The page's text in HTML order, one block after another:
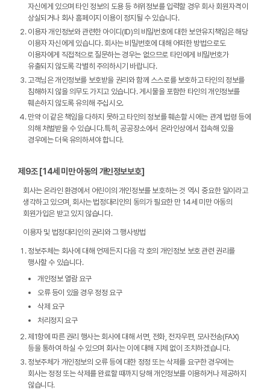
자신에게 있으며 타인 정보의 도용 등 허위정보를 입력할 경우 회사 회원자격이
상실되거나 회사 홈페이지 이용이 정지될 수 있습니다.
이용자 개인정보와 관련한 아이디(ID)의 비밀번호에 대한 보안유지책임은 해당
이용자 자신에게 있습니다. 회사는 비밀번호에 대해 어떠한 방법으로도
이용자에게 직접적으로 질문하는 경우는 없으므로 타인에게 비밀번호가
유출되지 않도록 각별히 주의하시기 바랍니다.
고객님은 개인정보를 보호받을 권리와 함께 스스로를 보호하고 타인의 정보를
침해하지 않을 의무도 가지고 있습니다. 게시물을 포함한 타인의 개인정보를
훼손하지 않도록 유의해 주십시오.
만약 이 같은 책임을 다하지 못하고 타인의 정보를 훼손할 시에는 관계 법령 등에
의해 처벌받을 수 있습니다.특히, 공공장소에서 온라인상에서 접속해 있을
경우에는 더욱 유의하셔야 합니다.
제9조 [14세 미만 아동의 개인정보보호]
회사는 온라인 환경에서 어린이의 개인정보를 보호하는 것 역시 중요한 일이라고
생각하고 있으며, 회사는 법정대리인의 동의가 필요한 만 14세 미만 아동의
회원가입은 받고 있지 않습니다.
이용자 및 법정대리인의 권리와 그 행사방법
정보주체는 회사에 대해 언제든지 다음 각 호의 개인정보 보호 관련 권리를
행사할 수 있습니다.
개인정보 열람 요구
오류 등이 있을 경우 정정 요구
삭제 요구
처리정지 요구
제1항에 따른 권리 행사는 회사에 대해 서면, 전화, 전자우편, 모사전송(FAX)
등을 통하여 하실 수 있으며 회사는 이에 대해 지체 없이 조치하겠습니다.
정보주체가 개인정보의 오류 등에 대한 정정 또는 삭제를 요구한 경우에는
회사는 정정 또는 삭제를 완료할 때까지 당해 개인정보를 이용하거나 제공하지
않습니다.